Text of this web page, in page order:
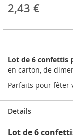
of
images
2,43 €
Lot de 6 confettis
en carton, de
Parfaits pour fêter
Details
Lot de 6